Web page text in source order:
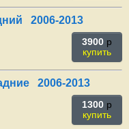
2006-2013
3900 p
купить
2006-2013
1300 p
купить